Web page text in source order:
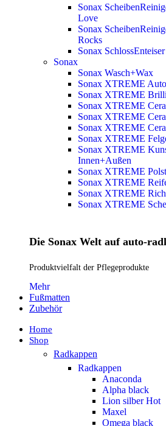
Sonax
Love
Sonax
Rocks
Sonax SchlossEnteiser
Sonax
Sonax Wasch+Wax
Sonax XTREME
Sonax XTREME
Sonax XTREME
Sonax XTREME
Sonax XTREME
Sonax XTREME
Sonax XTREME
Innen+Außen
Sonax XTREME
Sonax XTREME
Sonax XTREME
Sonax XTREME
Die Sonax Welt auf auto-
Produktvielfalt der Pflegeprodukte
Mehr
Fußmatten
Zubehör
Home
Shop
Radkappen
Radkappen
Anaconda
Alpha black
Lion silberHot
Maxel
Omega black